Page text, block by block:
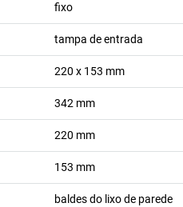
fixo
tampa de entrada
220 x 153 mm
342 mm
220 mm
153 mm
baldes do lixo de parede